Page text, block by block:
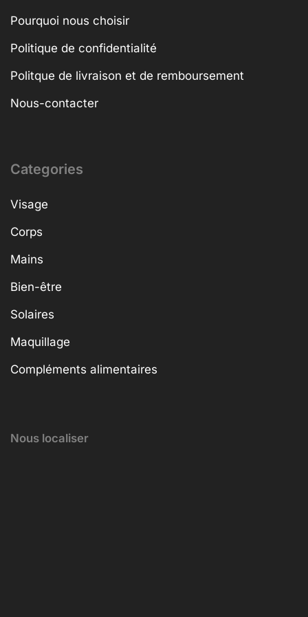
Pourquoi nous choisir
Politique de confidentialité
Politque de livraison et de remboursement
Nous-contacter
Categories
Visage
Corps
Mains
Bien-être
Solaires
Maquillage
Compléments alimentaires
Nous localiser